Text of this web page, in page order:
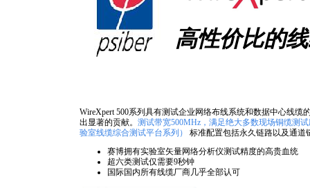
高性价比的
WireXpert 500系列具有测试企业网络布线系统和数据中心线缆
出显著的贡献。 测试带宽500MHz，满足绝大多数现场铜缆测
验室线缆综合测试平台系列）
标准配置包括永久链路以及通道
赛博拥有实验室矢量网络分析仪测试精度的高贵血统
超六类测试仅需要9秒钟
国际国内所有线缆厂商几乎全部认可